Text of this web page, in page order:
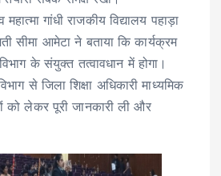
गांधी राजकीय विद्यालय पहाड़ा
सीमा आमेटा ने बताया कि कार्यक्रम
के संयुक्त तत्वावधान में होगा।
से जिला शिक्षा अधिकारी माध्यमिक
को लेकर पूरी जानकारी ली और